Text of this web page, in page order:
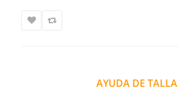
AYUDA DE TALLA